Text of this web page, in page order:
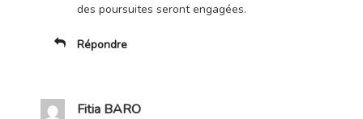
des poursuites seront engagées.
Répondre
Fitia BARO